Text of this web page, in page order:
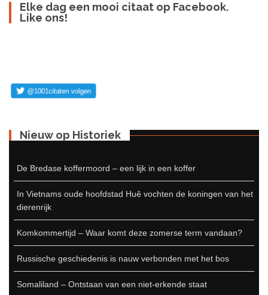
Elke dag een mooi citaat op Facebook.
Like ons!
Nieuw op Historiek
De Bredase koffermoord – een lijk in een koffer
In Vietnams oude hoofdstad Huê vochten de koningen van het
dierenrijk
Komkommertijd – Waar komt deze zomerse term vandaan?
Russische geschiedenis is nauw verbonden met het bos
Somaliland – Ontstaan van een niet-erkende staat